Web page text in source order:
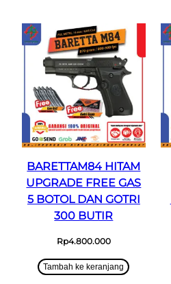
BARETTAM84 HITAM
UPGRADE FREE GAS
5 BOTOL DAN GOTRI
300 BUTIR
Rp4.800.000
Tambah ke keranjang